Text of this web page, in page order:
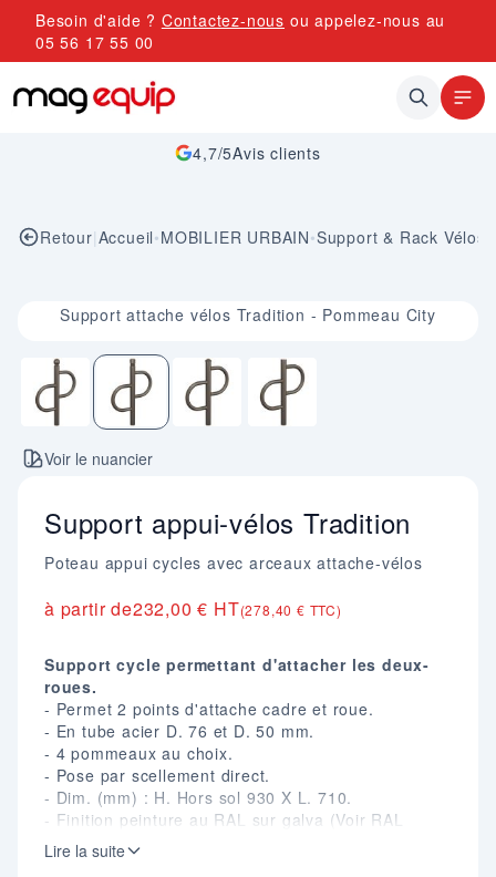
Allez au contenu
Besoin d'aide ? Contactez-nous ou appelez-nous au
05 56 17 55 00
4,7/5Avis clients
Retour|Accueil•MOBILIER URBAIN•Support & Rack Vélos
Image 2 sur 4
Support attache vélos Tradition - Pommeau City
Voir le nuancier
Support appui-vélos Tradition
Poteau appui cycles avec arceaux attache-vélos
à partir de232,00 € HT(278,40 € TTC)
Support cycle permettant d'attacher les deux-
roues.
- Permet 2 points d'attache cadre et roue.
- En tube acier D. 76 et D. 50 mm.
- 4 pommeaux au choix.
- Pose par scellement direct.
- Dim. (mm) : H. Hors sol 930 X L. 710.
- Finition peinture au RAL sur galva (Voir RAL
disponibles).
- Eligible au programme Alvéole Plus.
Lire la suite